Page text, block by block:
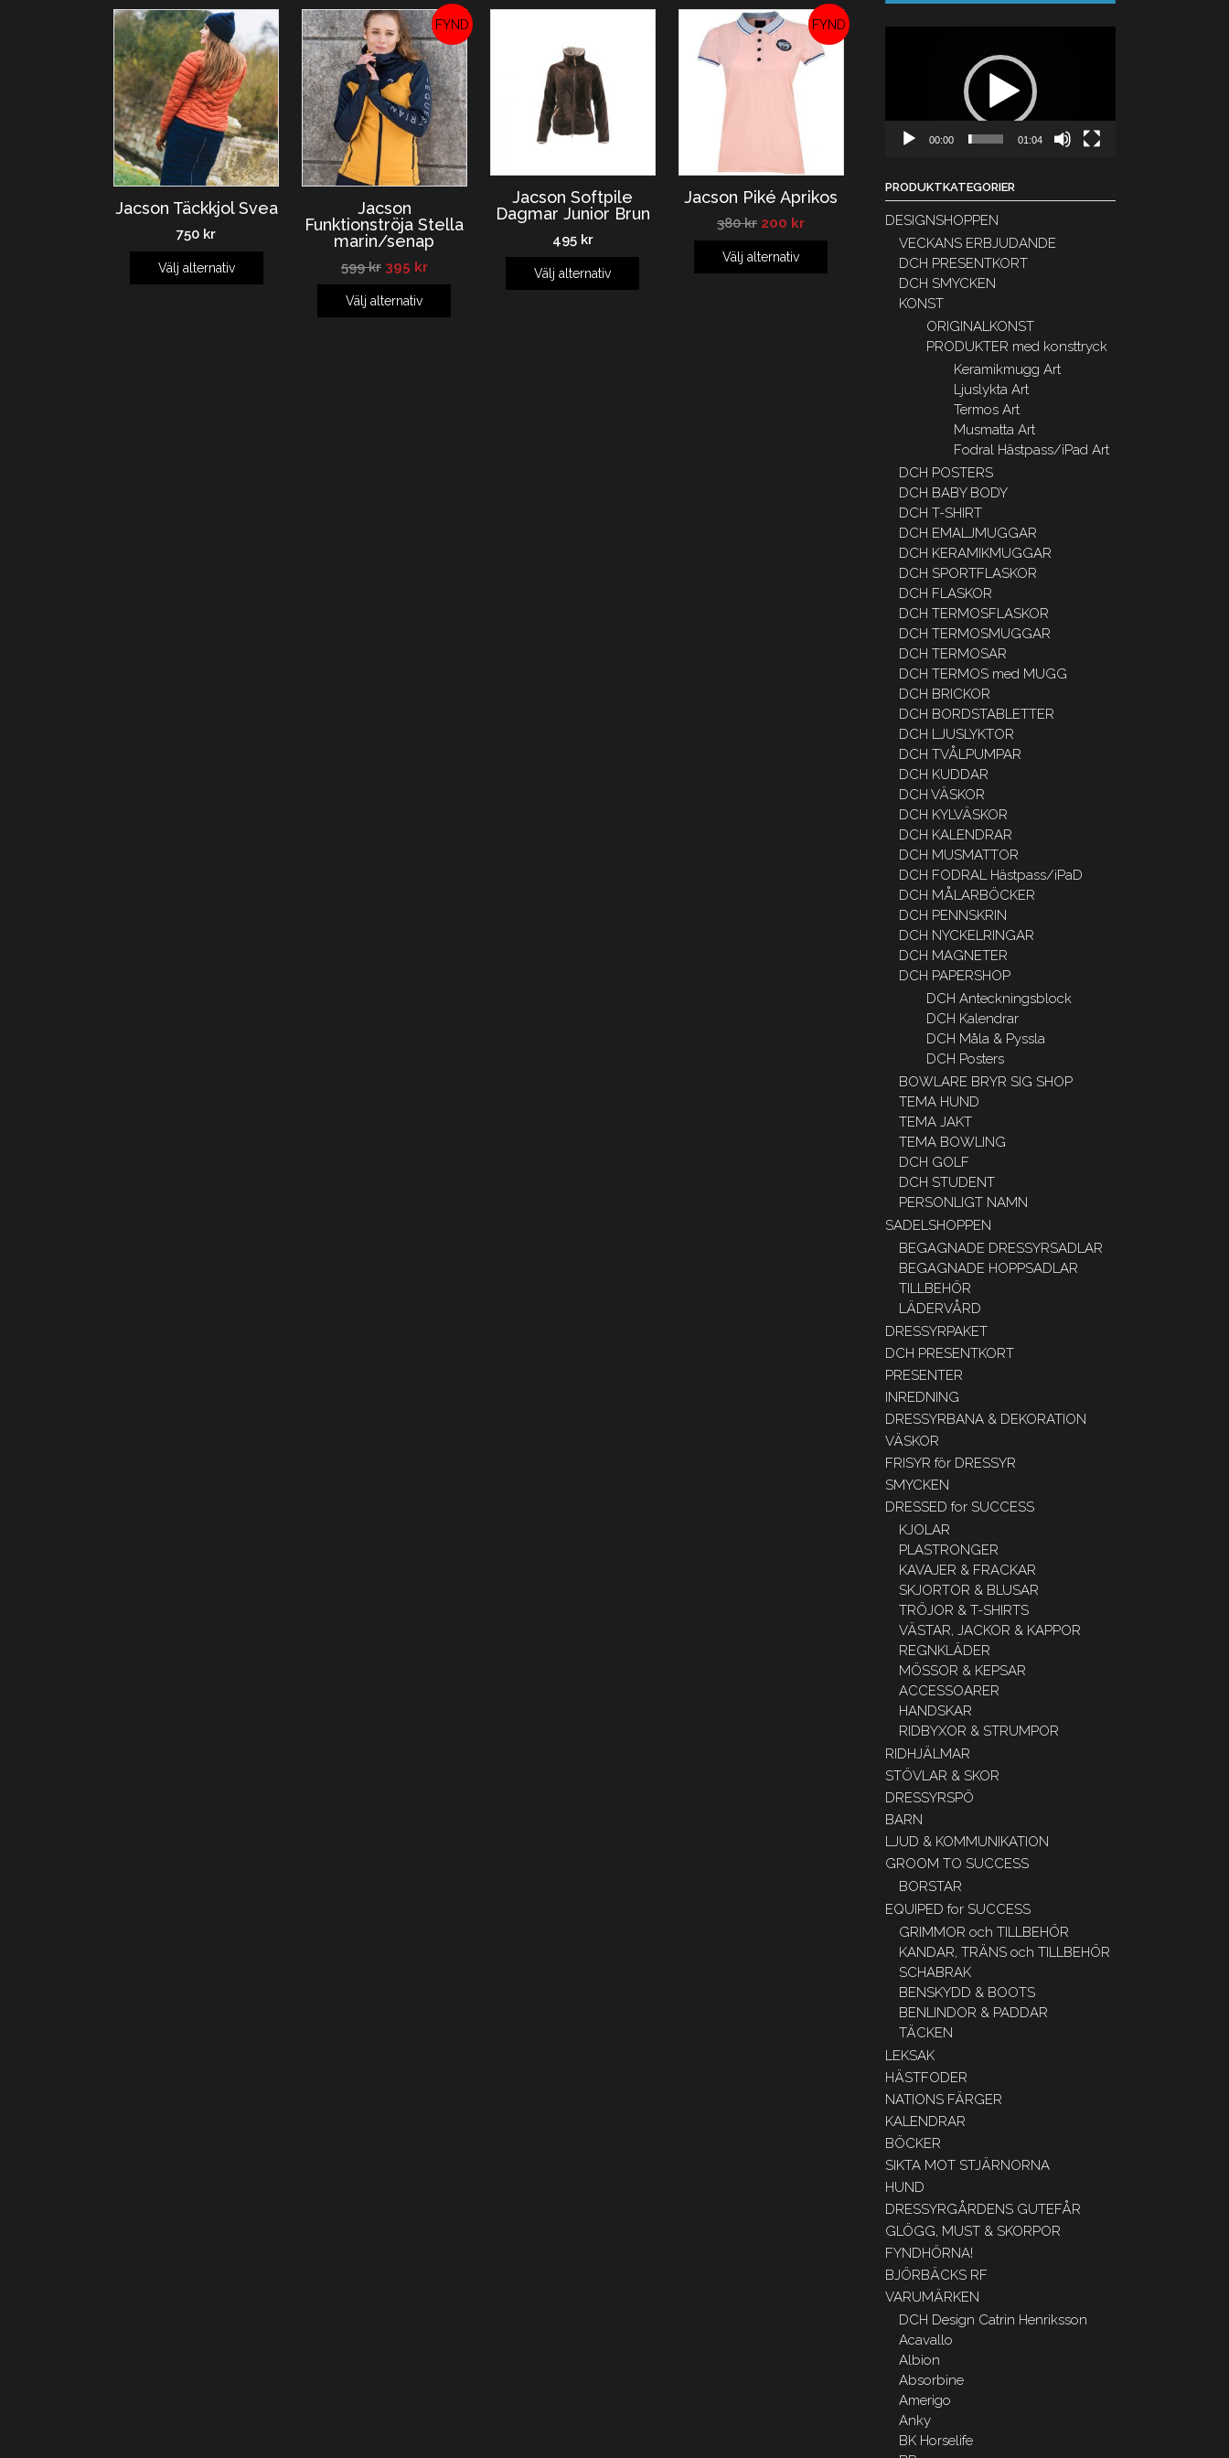
Jacson Täckkjol Svea
750 kr
Välj alternativ
REA!
Jacson
Funktionströja Stella
marin/senap
599kr 395 kr
Välj alternativ
Jacson Softpile
Dagmar Junior Brun
495 kr
Välj alternativ
Jacson Piké Aprikos
380kr 200 kr
Välj alternativ
00:00 01:04
PRODUKTKATEGORIER
DESIGNSHOPPEN
VECKANS ERBJUDANDE
DCH PRESENTKORT
DCH SMYCKEN
KONST
ORIGINALKONST
PRODUKTER med konsttryck
Keramikmugg Art
Ljuslykta Art
Termos Art
Musmatta Art
Fodral Hästpass/iPad Art
DCH POSTERS
DCH BABY BODY
DCH T-SHIRT
DCH EMALJMUGGAR
DCH KERAMIKMUGGAR
DCH SPORTFLASKOR
DCH FLASKOR
DCH TERMOSFLASKOR
DCH TERMOSMUGGAR
DCH TERMOSAR
DCH TERMOS med MUGG
DCH BRICKOR
DCH BORDSTABLETTER
DCH LJUSLYKTOR
DCH TVÅLPUMPAR
DCH KUDDAR
DCH VÄSKOR
DCH KYLVÄSKOR
DCH KALENDRAR
DCH MUSMATTOR
DCH FODRAL Hästpass/iPaD
DCH MÅLARBÖCKER
DCH PENNSKRIN
DCH NYCKELRINGAR
DCH MAGNETER
DCH PAPERSHOP
DCH Anteckningsblock
DCH Kalendrar
DCH Måla & Pyssla
DCH Posters
BOWLARE BRYR SIG SHOP
TEMA HUND
TEMA JAKT
TEMA BOWLING
DCH GOLF
DCH STUDENT
PERSONLIGT NAMN
SADELSHOPPEN
BEGAGNADE DRESSYRSADLAR
BEGAGNADE HOPPSADLAR
TILLBEHÖR
LÄDERVÅRD
DRESSYRPAKET
DCH PRESENTKORT
PRESENTER
INREDNING
DRESSYRBANA & DEKORATION
VÄSKOR
FRISYR för DRESSYR
SMYCKEN
DRESSED for SUCCESS
KJOLAR
PLASTRONGER
KAVAJER & FRACKAR
SKJORTOR & BLUSAR
TRÖJOR & T-SHIRTS
VÄSTAR, JACKOR & KAPPOR
REGNKLÄDER
MÖSSOR & KEPSAR
ACCESSOARER
HANDSKAR
RIDBYXOR & STRUMPOR
RIDHJÄLMAR
STÖVLAR & SKOR
DRESSYRSPÖ
BARN
LJUD & KOMMUNIKATION
GROOM TO SUCCESS
BORSTAR
EQUIPED for SUCCESS
GRIMMOR och TILLBEHÖR
KANDAR, TRÄNS och TILLBEHÖR
SCHABRAK
BENSKYDD & BOOTS
BENLINDOR & PADDAR
TÄCKEN
LEKSAK
HÄSTFODER
NATIONS FÄRGER
KALENDRAR
BÖCKER
SIKTA MOT STJÄRNORNA
HUND
DRESSYRGÅRDENS GUTEFÅR
GLÖGG, MUST & SKORPOR
FYNDHÖRNA!
BJÖRBÄCKS RF
VARUMÄRKEN
DCH Design Catrin Henriksson
Acavallo
Albion
Absorbine
Amerigo
Anky
BK Horselife